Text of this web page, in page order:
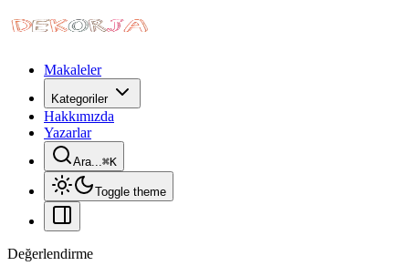
Makaleler
Kategoriler
Hakkımızda
Yazarlar
Ara...⌘K
Toggle theme
Değerlendirme